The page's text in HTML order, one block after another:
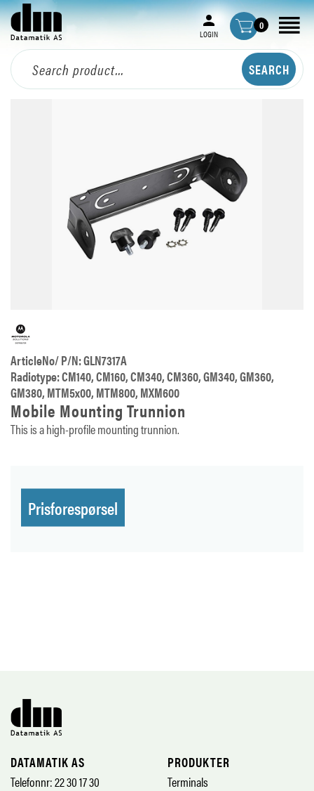
LOGIN
0
ArticleNo/ P/N: GLN7317A
Radiotype: CM140, CM160, CM340, CM360, GM340, GM360,
GM380, MTM5x00, MTM800, MXM600
Mobile Mounting Trunnion
This is a high-profile mounting trunnion.
Prisforespørsel
DATAMATIK AS
Telefonnr: 22 30 17 30
PRODUKTER
Terminals